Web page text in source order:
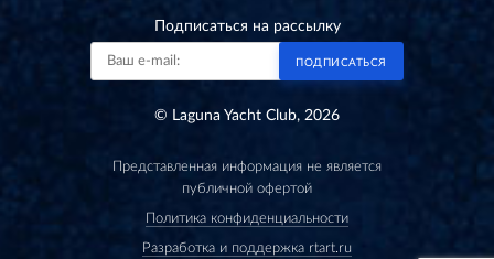
Подписаться на рассылку
ПОДПИСАТЬСЯ
© Laguna Yacht Club, 2026
Представленная информация не является
публичной офертой
Политика конфиденциальности
Разработка и поддержка rtart.ru